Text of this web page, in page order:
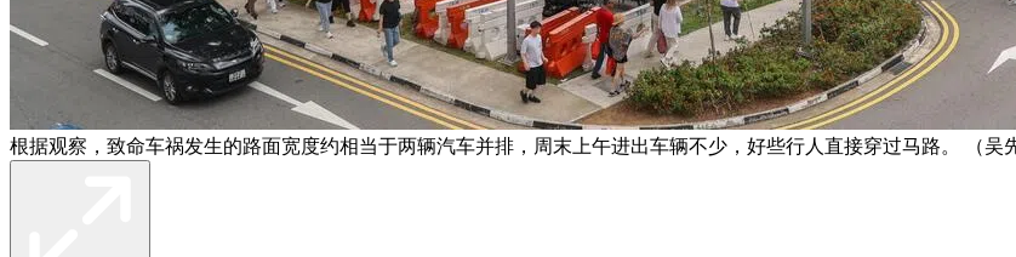
根据观察，致命车祸发生的路面宽度约相当于两辆汽车并排，周末上午进出车辆不少，好些行人直接穿过马路。 （吴